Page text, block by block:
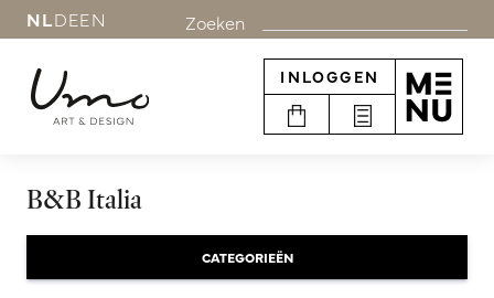
NLDEEN Zoeken
INLOGGEN
B&B Italia
CATEGORIEËN